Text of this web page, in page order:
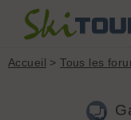
Accueil >Tous les